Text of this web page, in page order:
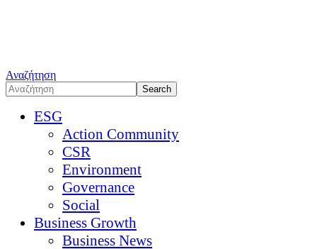
Αναζήτηση
ESG
Action Community
CSR
Environment
Governance
Social
Business Growth
Business News